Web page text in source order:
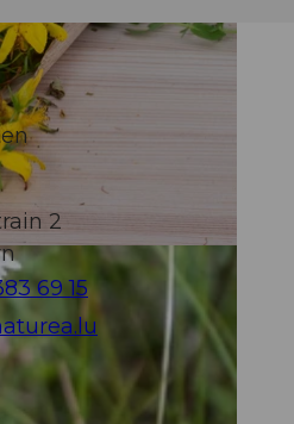
2
69 15